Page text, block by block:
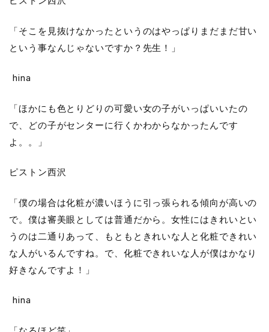
「そこを見抜けなかったというのはやっぱりまだまだ甘い
という事なんじゃないですか？先生！」
hina
「ほかにも色とりどりの可愛い女の子がいっぱいいたの
で、どの子がセンターに行くかわからなかったんです
よ。。」
ピストン西沢
「僕の場合は化粧が濃いほうに引っ張られる傾向が高いの
で。僕は審美眼としては普通だから。女性にはきれいとい
うのは二通りあって、もともときれいな人と化粧できれい
な人がいるんですね。で、化粧できれいな人が僕はかなり
好きなんですよ！」
hina